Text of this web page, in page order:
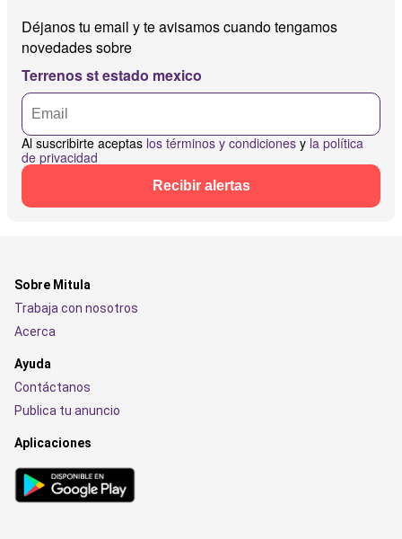
Déjanos tu email y te avisamos cuando tengamos
novedades sobre
Terrenos st estado mexico
Al suscribirte aceptas los términos y condiciones y la política
de privacidad
Recibir alertas
Sobre Mitula
Trabaja con nosotros
Acerca
Ayuda
Contáctanos
Publica tu anuncio
Aplicaciones